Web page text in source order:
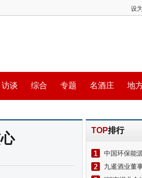
设
访谈 综合 专题 名酒庄 地
TOP排行